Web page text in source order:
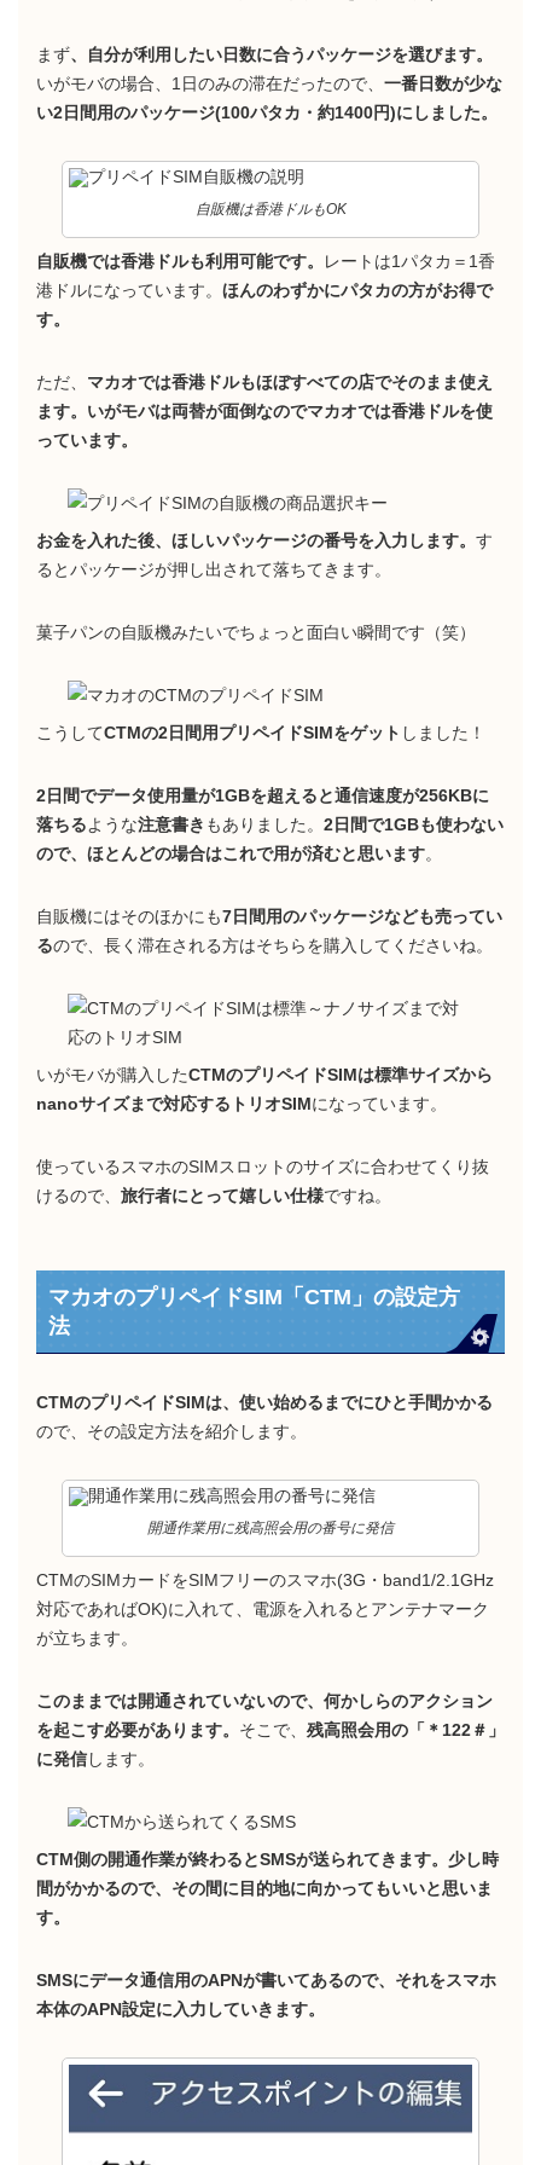
まず、自分が利用したい日数に合うパッケージを選びます。
いがモバの場合、1日のみの滞在だったので、 一番日数が少な
い2日間用のパッケージ(100パタカ・約1400円)にしました。
自販機は香港ドルもOK
自販機では香港ドルも利用可能です。
レートは1パタカ＝1香
港ドルになっています。 ほんのわずかにパタカの方がお得で
す。
ただ、 マカオでは香港ドルもほぼすべての店でそのまま使え
ます。いがモバは両替が面倒なのでマカオでは香港ドルを使
っています。
お金を入れた後、ほしいパッケージの番号を入力します。 す
るとパッケージが押し出されて落ちてきます。
菓子パンの自販機みたいでちょっと面白い瞬間です（笑）
こうしてCTMの2日間用プリペイドSIMをゲット しました！
2日間でデータ使用量が1GBを超えると通信速度が256KBに
落ちるような注意書き もありました。 2日間で1GBも使わない
ので、ほとんどの場合はこれで用が済むと思います。
自販機にはそのほかにも7日間用のパッケージなども売ってい
るので、長く滞在される方はそちらを購入してくださいね。
いがモバが購入したCTMのプリペイドSIMは標準サイズから
nanoサイズまで対応するトリオSIMになっています。
使っているスマホのSIMスロットのサイズに合わせてくり抜
けるので、 旅行者にとって嬉しい仕様ですね。
マカオのプリペイドSIM「CTM」の設定方
法
CTMのプリペイドSIMは、使い始めるまでにひと手間かかる
ので、その設定方法を紹介します。
開通作業用に残高照会用の番号に発信
CTMのSIMカードをSIMフリーのスマホ(3G・band1/2.1GHz
対応であればOK)に入れて、電源を入れるとアンテナマーク
が立ちます。
このままでは開通されていないので、何かしらのアクション
を起こす必要があります。 そこで、 残高照会用の「＊122＃」
に発信します。
CTM側の開通作業が終わるとSMSが送られてきます。少し時
間がかかるので、その間に目的地に向かってもいいと思いま
す。
SMSにデータ通信用のAPNが書いてあるので、それをスマホ
本体のAPN設定に入力していきます。